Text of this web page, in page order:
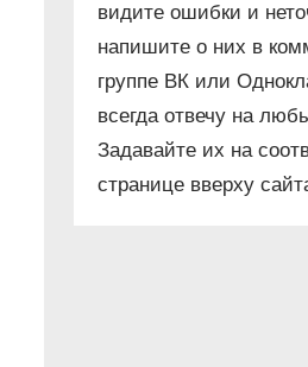
видите ошибки и
напишите о них в
группе ВК или
всегда отвечу на
Задавайте их на
странице вверху